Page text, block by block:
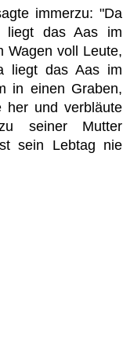
immerzu: "Da
liegt das Aas im
Wagen voll Leute,
liegt das Aas im
in einen Graben,
her und verbläute
seiner Mutter
sein Lebtag nie